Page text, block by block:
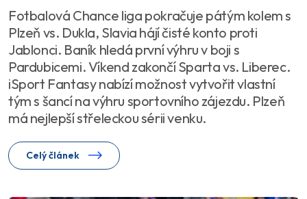
Fotbalová Chance liga pokračuje pátým kolem s
Plzeň vs. Dukla, Slavia hájí čisté konto proti
Jablonci. Baník hledá první výhru v boji s
Pardubicemi. Víkend zakončí Sparta vs. Liberec.
iSport Fantasy nabízí možnost vytvořit vlastní
tým s šancí na výhru sportovního zájezdu. Plzeň
má nejlepší střeleckou sérii venku.
Celý článek